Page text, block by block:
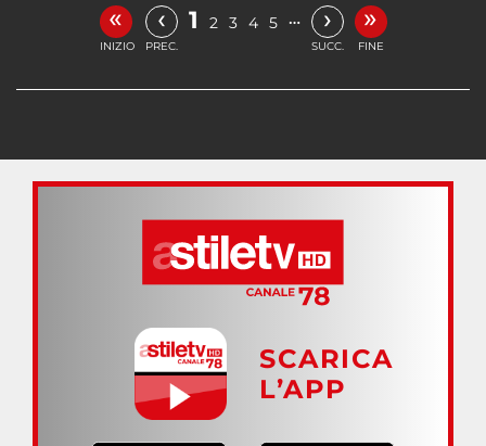
«
INIZIO
‹
PREC.
1 2 3 4 5 … ›
SUCC.
»
FINE
SCARICA
L’APP